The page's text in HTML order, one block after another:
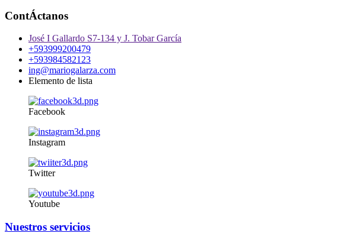
ContÁctanos
José I Gallardo S7-134 y J. Tobar García
+593999200479
+593984582123
ing@mariogalarza.com
Elemento de lista
Facebook
Instagram
Twitter
Youtube
Nuestros servicios